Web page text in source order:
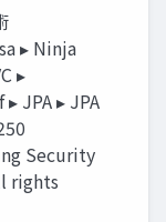
▸ Ninja
▸
JPA ▸ JPA
Security
rights